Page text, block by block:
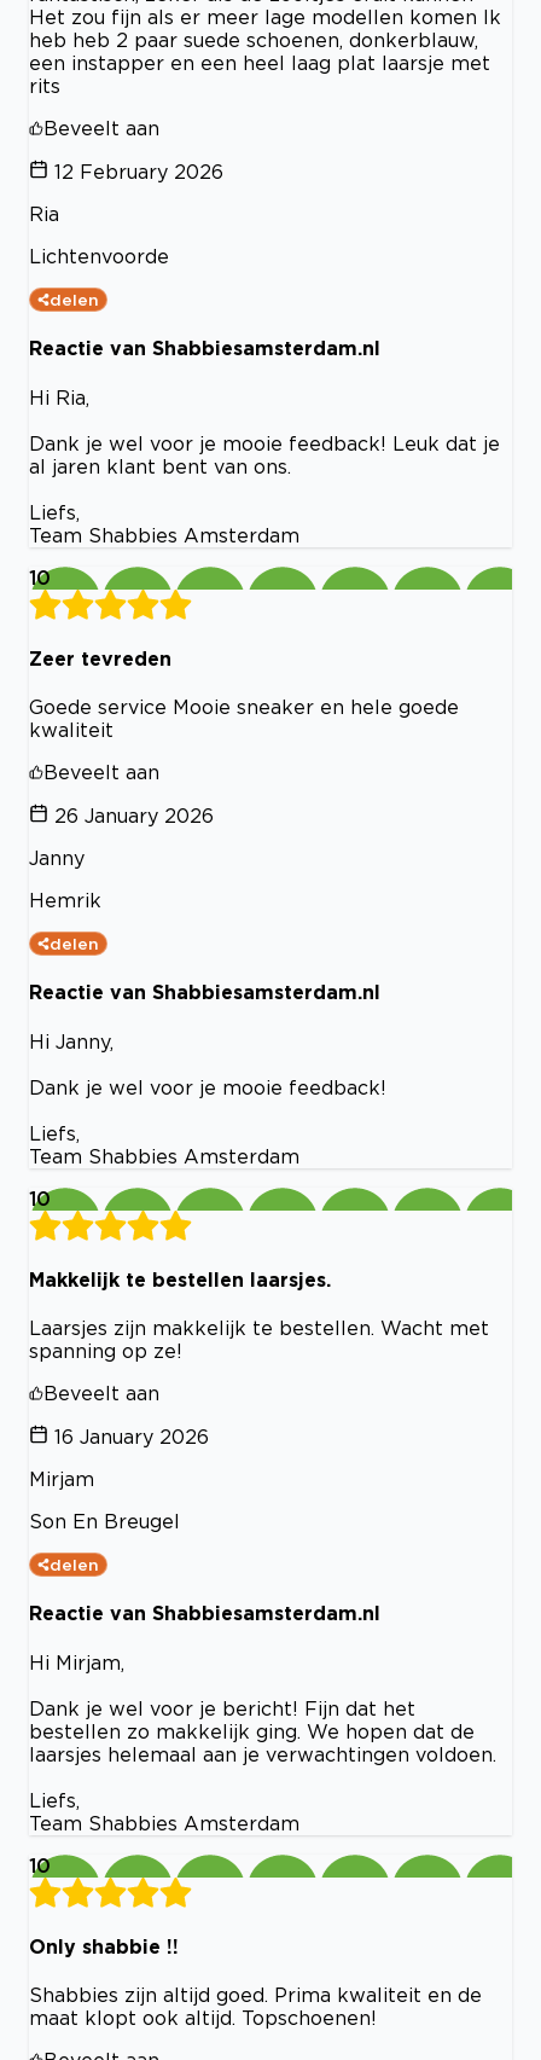
Het zou fijn als er meer lage modellen komen Ik
heb heb 2 paar suede schoenen, donkerblauw,
een instapper en een heel laag plat laarsje met
rits
Beveelt aan
12 February 2026
Ria
Lichtenvoorde
delen
Reactie van Shabbiesamsterdam.nl
Hi Ria,
Dank je wel voor je mooie feedback! Leuk dat je
al jaren klant bent van ons.
Liefs,
Team Shabbies Amsterdam
10
Zeer tevreden
Goede service Mooie sneaker en hele goede
kwaliteit
Beveelt aan
26 January 2026
Janny
Hemrik
delen
Reactie van Shabbiesamsterdam.nl
Hi Janny,
Dank je wel voor je mooie feedback!
Liefs,
Team Shabbies Amsterdam
10
Makkelijk te bestellen laarsjes.
Laarsjes zijn makkelijk te bestellen. Wacht met
spanning op ze!
Beveelt aan
16 January 2026
Mirjam
Son En Breugel
delen
Reactie van Shabbiesamsterdam.nl
Hi Mirjam,
Dank je wel voor je bericht! Fijn dat het
bestellen zo makkelijk ging. We hopen dat de
laarsjes helemaal aan je verwachtingen voldoen.
Liefs,
Team Shabbies Amsterdam
10
Only shabbie !!
Shabbies zijn altijd goed. Prima kwaliteit en de
maat klopt ook altijd. Topschoenen!